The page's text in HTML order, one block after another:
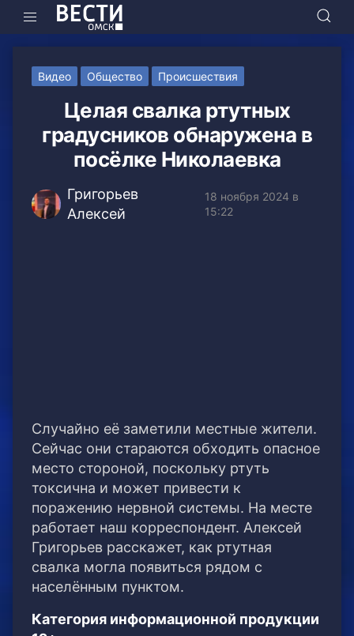
Видео Общество Происшествия
Целая свалка ртутных
градусников обнаружена в
посёлке Николаевка
Григорьев
Алексей
18 ноября 2024 в
15:22
Случайно её заметили местные жители.
Сейчас они стараются обходить опасное
место стороной, поскольку ртуть
токсична и может привести к
поражению нервной системы. На месте
работает наш корреспондент. Алексей
Григорьев расскажет, как ртутная
свалка могла появиться рядом с
населённым пунктом.
Категория информационной продукции